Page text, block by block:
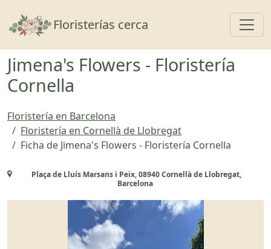
Floristerías cerca
Jimena's Flowers - Floristería
Cornella
Floristería en Barcelona
Floristería en Cornellà de Llobregat
Ficha de Jimena's Flowers - Floristería Cornella
Plaça de Lluís Marsans i Peix, 08940 Cornellà de Llobregat,
Barcelona